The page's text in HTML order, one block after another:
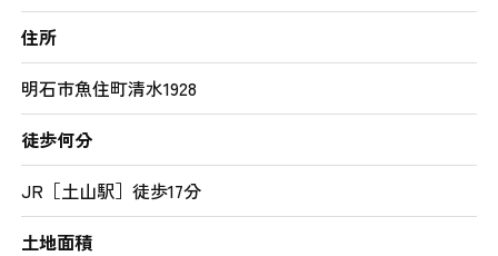
住所
明石市魚住町清水1928
徒歩何分
JR［土山駅］徒歩17分
土地面積